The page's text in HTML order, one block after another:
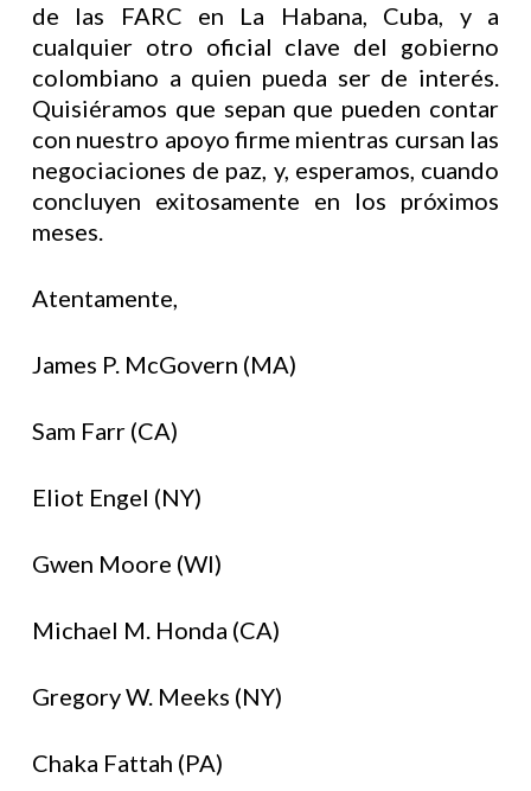
de las FARC en La Habana, Cuba, y a
cualquier otro oficial clave del gobierno
colombiano a quien pueda ser de interés.
Quisiéramos que sepan que pueden contar
con nuestro apoyo firme mientras cursan las
negociaciones de paz, y, esperamos, cuando
concluyen exitosamente en los próximos
meses.
Atentamente,
James P. McGovern (MA)
Sam Farr (CA)
Eliot Engel (NY)
Gwen Moore (WI)
Michael M. Honda (CA)
Gregory W. Meeks (NY)
Chaka Fattah (PA)